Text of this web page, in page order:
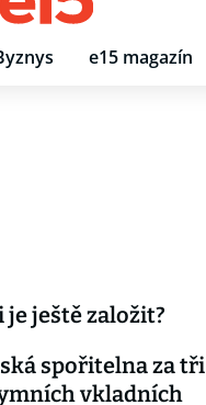
e15 magazín
ještě založit?
spořitelna za tři
vkladních